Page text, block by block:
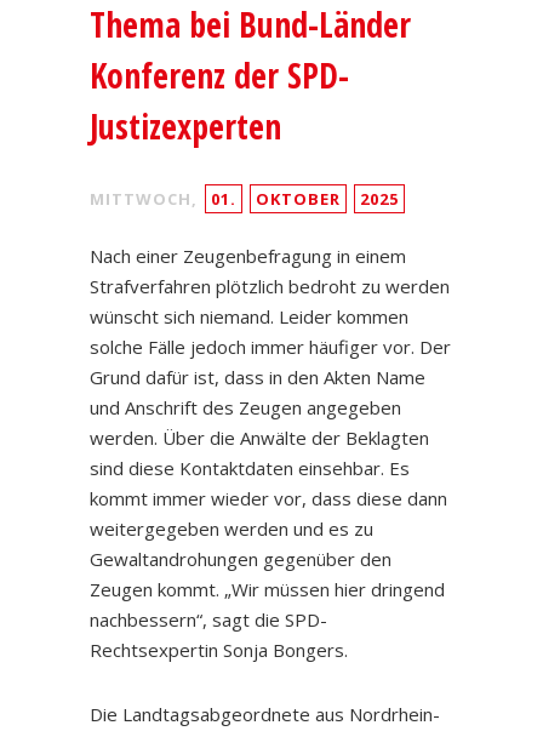
Thema bei Bund-Länder
Konferenz der SPD-
Justizexperten
MITTWOCH, 01. OKTOBER 2025
Nach einer Zeugenbefragung in einem
Strafverfahren plötzlich bedroht zu werden
wünscht sich niemand. Leider kommen
solche Fälle jedoch immer häufiger vor. Der
Grund dafür ist, dass in den Akten Name
und Anschrift des Zeugen angegeben
werden. Über die Anwälte der Beklagten
sind diese Kontaktdaten einsehbar. Es
kommt immer wieder vor, dass diese dann
weitergegeben werden und es zu
Gewaltandrohungen gegenüber den
Zeugen kommt. „Wir müssen hier dringend
nachbessern“, sagt die SPD-
Rechtsexpertin Sonja Bongers.
Die Landtagsabgeordnete aus Nordrhein-